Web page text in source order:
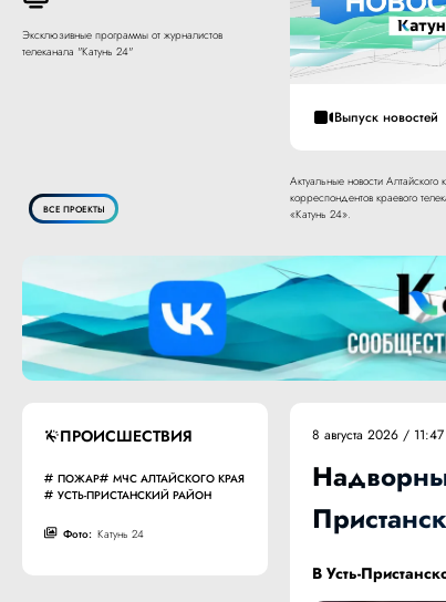
Эксклюзивные программы от журналистов
телеканала "Катунь 24"
ВСЕ ПРОЕКТЫ
Выпуск новостей
Актуальные новости Алтайского
корреспондентов краевого
«Катунь 24».
ПРОИСШЕСТВИЯ
ПОЖАР
МЧС АЛТАЙСКОГО КРАЯ
УСТЬ-ПРИСТАНСКИЙ РАЙОН
Фото: Катунь 24
8 августа 2026 / 11:47
В Усть-